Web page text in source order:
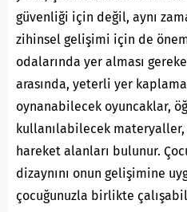
güvenliği için değil, aynı
zihinsel gelişimi için de
odalarında yer alması
arasında, yeterli yer
oynanabilecek oyuncaklar,
kullanılabilecek
hareket alanları bulunur.
dizaynını onun gelişimine
çocuğunuzla birlikte